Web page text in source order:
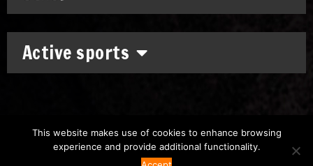
Active sports
Chronomoto Kft.
This website makes use of cookies to enhance browsing
experience and provide additional functionality.